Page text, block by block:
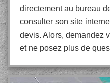
directement au bureau
consulter son site
devis. Alors, demandez
et ne posez plus de